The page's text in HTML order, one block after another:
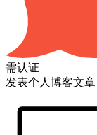
需认证
发表个人博客文章